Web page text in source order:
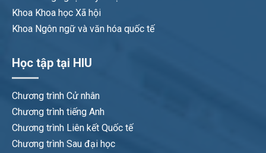
Khoa Khoa học Xã hội
Khoa Ngôn ngữ và văn hóa quốc tế
Học tập tại HIU
Chương trình Cử nhân
Chương trình tiếng Anh
Chương trình Liên kết Quốc tế
Chương trình Sau đại học